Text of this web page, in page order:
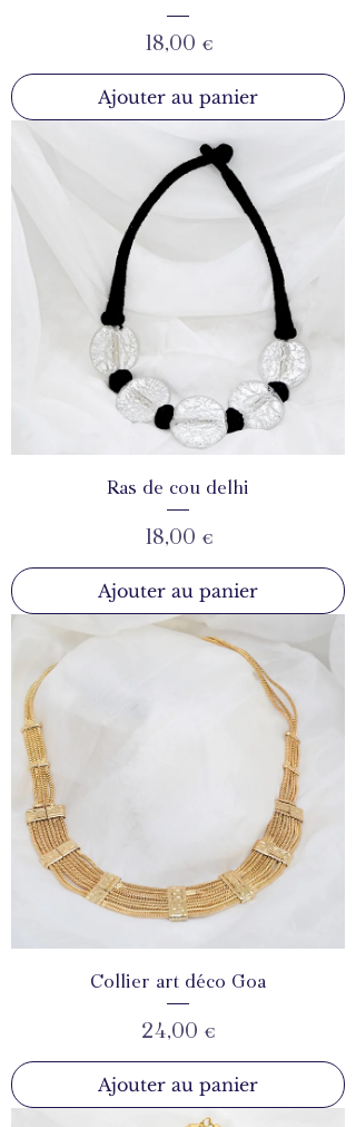
Prix
18,00 €
Ajouter au panier
Ras de cou delhi
Prix
18,00 €
Ajouter au panier
Collier art déco Goa
Prix
24,00 €
Ajouter au panier